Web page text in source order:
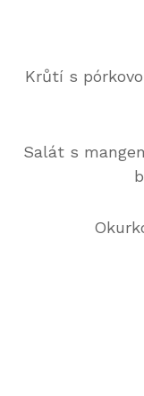
Krůtí s
Salát s